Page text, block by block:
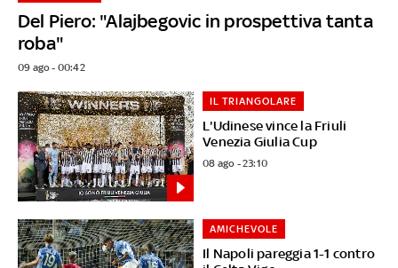
Del Piero: "Alajbegovic in prospettiva tanta
roba"
09 ago - 00:42
L'Udinese vince la Friuli
Venezia Giulia Cup
IL TRIANGOLARE
08 ago - 23:10
Il Napoli pareggia 1-1 contro
AMICHEVOLE